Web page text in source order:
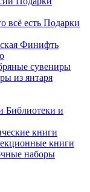
Подарки
Финифть
сувениры
из янтаря
Библиотеки и
книги
книги
наборы